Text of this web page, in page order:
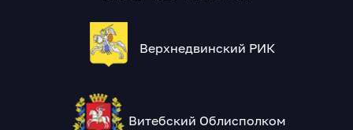
Верхнедвинский РИК
Витебский Облисполком